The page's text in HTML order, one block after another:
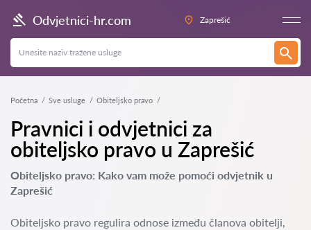
Odvjetnici-hr.com Zaprešić
Početna Sve usluge Obiteljsko pravo
Pravnici i odvjetnici za
obiteljsko pravo u Zaprešić
Obiteljsko pravo: Kako vam može pomoći odvjetnik u
Zaprešić
Obiteljsko pravo regulira odnose između članova obitelji,